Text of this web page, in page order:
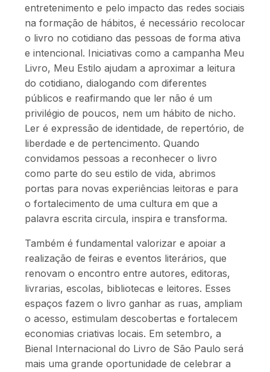
entretenimento e pelo impacto das redes sociais
na formação de hábitos, é necessário recolocar
o livro no cotidiano das pessoas de forma ativa
e intencional. Iniciativas como a campanha Meu
Livro, Meu Estilo ajudam a aproximar a leitura
do cotidiano, dialogando com diferentes
públicos e reafirmando que ler não é um
privilégio de poucos, nem um hábito de nicho.
Ler é expressão de identidade, de repertório, de
liberdade e de pertencimento. Quando
convidamos pessoas a reconhecer o livro
como parte do seu estilo de vida, abrimos
portas para novas experiências leitoras e para
o fortalecimento de uma cultura em que a
palavra escrita circula, inspira e transforma.
Também é fundamental valorizar e apoiar a
realização de feiras e eventos literários, que
renovam o encontro entre autores, editoras,
livrarias, escolas, bibliotecas e leitores. Esses
espaços fazem o livro ganhar as ruas, ampliam
o acesso, estimulam descobertas e fortalecem
economias criativas locais. Em setembro, a
Bienal Internacional do Livro de São Paulo será
mais uma grande oportunidade de celebrar a